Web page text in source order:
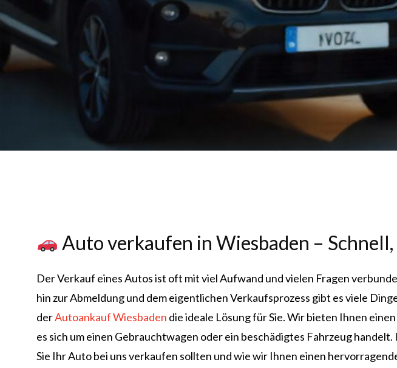
Auto verkaufen in Wiesbaden –
Der Verkauf eines Autos ist oft mit viel Aufwand und vielen Fragen
hin zur Abmeldung und dem eigentlichen Verkaufsprozess gibt es viele
derAutoankauf Wiesbaden die ideale Lösung für Sie. Wir bieten Ihnen
es sich um einen Gebrauchtwagen oder ein beschädigtes Fahrzeug
Sie Ihr Auto bei uns verkaufen sollten und wie wir Ihnen einen